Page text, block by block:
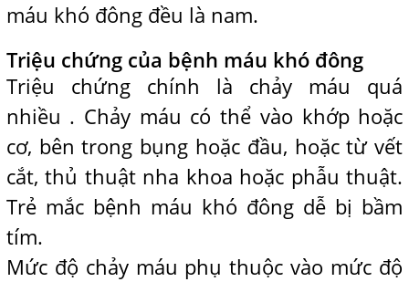
máu khó đông đều là nam.
Triệu chứng của bệnh máu khó đông
Triệu chứng chính là chảy máu quá
nhiều . Chảy máu có thể vào khớp hoặc
cơ, bên trong bụng hoặc đầu, hoặc từ vết
cắt, thủ thuật nha khoa hoặc phẫu thuật.
Trẻ mắc bệnh máu khó đông dễ bị bầm
tím.
Mức độ chảy máu phụ thuộc vào mức độ